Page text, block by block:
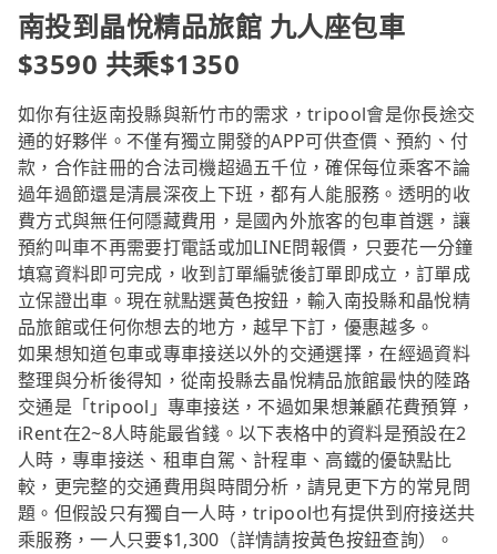
南投到晶悅精品旅館 九人座包車
$3590 共乘$1350
如你有往返南投縣與新竹市的需求，tripool會是你長途交
通的好夥伴。不僅有獨立開發的APP可供查價、預約、付
款，合作註冊的合法司機超過五千位，確保每位乘客不論
過年過節還是清晨深夜上下班，都有人能服務。透明的收
費方式與無任何隱藏費用，是國內外旅客的包車首選，讓
預約叫車不再需要打電話或加LINE問報價，只要花一分鐘
填寫資料即可完成，收到訂單編號後訂單即成立，訂單成
立保證出車。現在就點選黃色按鈕，輸入南投縣和晶悅精
品旅館或任何你想去的地方，越早下訂，優惠越多。
如果想知道包車或專車接送以外的交通選擇，在經過資料
整理與分析後得知，從南投縣去晶悅精品旅館最快的陸路
交通是「tripool」專車接送，不過如果想兼顧花費預算，
iRent在2~8人時能最省錢。以下表格中的資料是預設在2
人時，專車接送、租車自駕、計程車、高鐵的優缺點比
較，更完整的交通費用與時間分析，請見更下方的常見問
題。但假設只有獨自一人時，tripool也有提供到府接送共
乘服務，一人只要$1,300（詳情請按黃色按鈕查詢）。